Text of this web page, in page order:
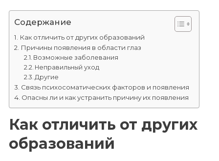
Содержание
Как отличить от других образований
Причины появления в области глаз
Возможные заболевания
Неправильный уход
Другие
Связь психосоматических факторов и появления
Опасны ли и как устранить причину их появления
Как отличить от других
образований